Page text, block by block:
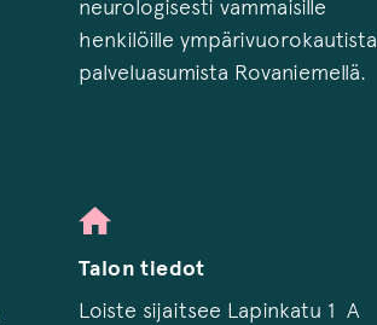
neurologisesti vammaisille
henkilöille ympärivuorokautista
palveluasumista Rovaniemellä.
Talon tiedot
Loiste sijaitsee Lapinkatu 1 A